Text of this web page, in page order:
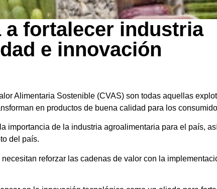
a fortalecer industria
e innovación
Alimentaria Sostenible (CVAS) son todas aquellas
en productos de buena calidad para los
importancia de la industria agroalimentaria para el país,
del país.
reforzar las cadenas de valor con la